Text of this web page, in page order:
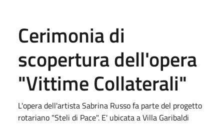
Cerimonia di
scopertura dell'opera
"Vittime Collaterali"
L'opera dell'artista Sabrina Russo fa parte del progetto
rotariano "Steli di Pace". E' ubicata a Villa Garibaldi